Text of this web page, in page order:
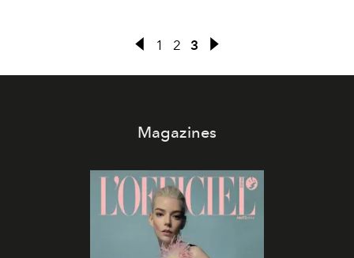
James Bond : le fameux GoldenEye.
1 2 3
Magazines